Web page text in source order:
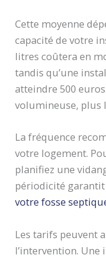
Cette moyenne
capacité de votre
litres coûtera en
tandis qu’une
atteindre 500
volumineuse, plus
La fréquence
votre logement.
planifiez une
périodicité
votre fosse
Les tarifs peuvent
l’intervention. Une